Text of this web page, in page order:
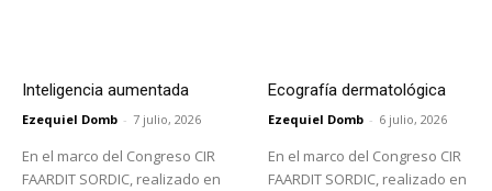
Inteligencia aumentada
Ezequiel Domb - 7 julio, 2026
En el marco del Congreso CIR
FAARDIT SORDIC, realizado en
Ecografía dermatológica
Ezequiel Domb - 6 julio, 2026
En el marco del Congreso CIR
FAARDIT SORDIC, realizado en